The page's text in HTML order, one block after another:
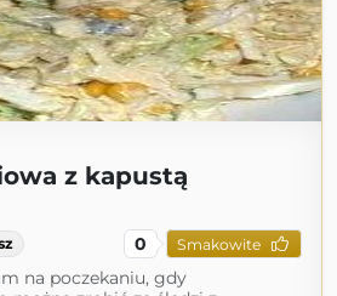
z kapustą
0 Smakowite
na poczekaniu, gdy